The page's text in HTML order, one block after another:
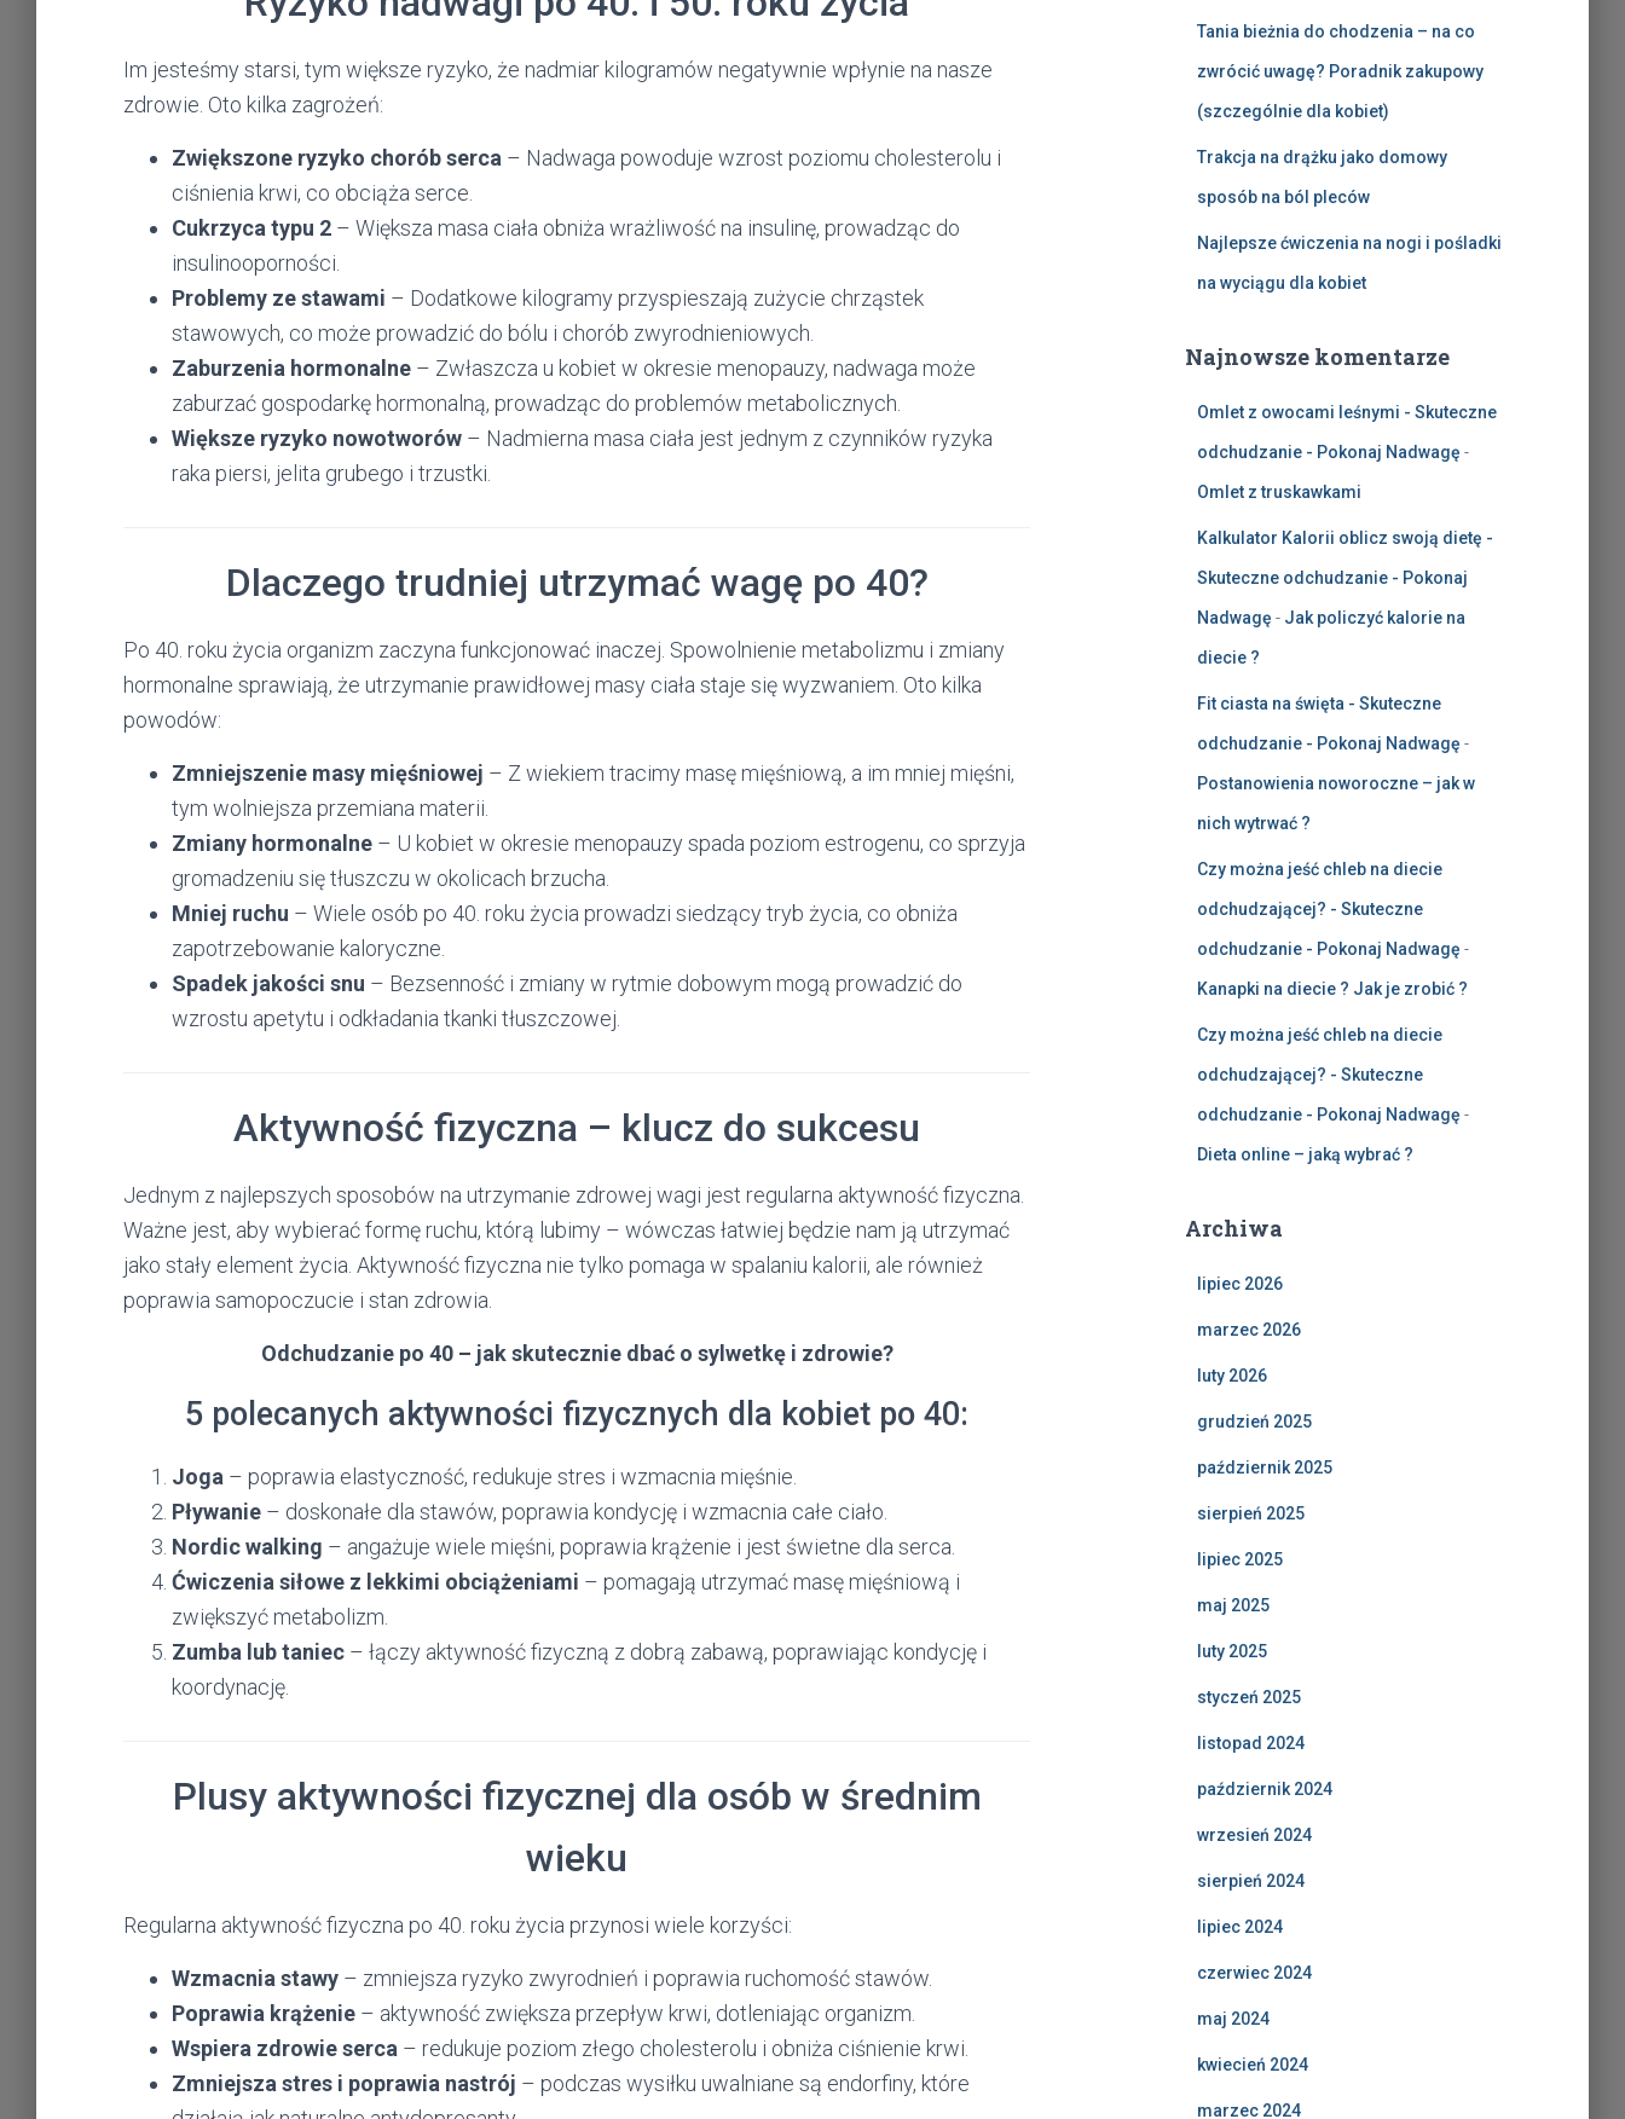
Im jesteśmy starsi, tym większe ryzyko, że nadmiar kilogramów negatywnie wpłynie na nasze
zdrowie. Oto kilka zagrożeń:
Zwiększone ryzyko chorób serca – Nadwaga powoduje wzrost poziomu cholesterolu i
ciśnienia krwi, co obciąża serce.
Cukrzyca typu 2 – Większa masa ciała obniża wrażliwość na insulinę, prowadząc do
insulinooporności.
Problemy ze stawami – Dodatkowe kilogramy przyspieszają zużycie chrząstek
stawowych, co może prowadzić do bólu i chorób zwyrodnieniowych.
Zaburzenia hormonalne – Zwłaszcza u kobiet w okresie menopauzy, nadwaga może
zaburzać gospodarkę hormonalną, prowadząc do problemów metabolicznych.
Większe ryzyko nowotworów – Nadmierna masa ciała jest jednym z czynników ryzyka
raka piersi, jelita grubego i trzustki.
Dlaczego trudniej utrzymać wagę po 40?
Po 40. roku życia organizm zaczyna funkcjonować inaczej. Spowolnienie metabolizmu i zmiany
hormonalne sprawiają, że utrzymanie prawidłowej masy ciała staje się wyzwaniem. Oto kilka
powodów:
Zmniejszenie masy mięśniowej – Z wiekiem tracimy masę mięśniową, a im mniej mięśni,
tym wolniejsza przemiana materii.
Zmiany hormonalne – U kobiet w okresie menopauzy spada poziom estrogenu, co sprzyja
gromadzeniu się tłuszczu w okolicach brzucha.
Mniej ruchu – Wiele osób po 40. roku życia prowadzi siedzący tryb życia, co obniża
zapotrzebowanie kaloryczne.
Spadek jakości snu – Bezsenność i zmiany w rytmie dobowym mogą prowadzić do
wzrostu apetytu i odkładania tkanki tłuszczowej.
Aktywność fizyczna – klucz do sukcesu
Jednym z najlepszych sposobów na utrzymanie zdrowej wagi jest regularna aktywność fizyczna.
Ważne jest, aby wybierać formę ruchu, którą lubimy – wówczas łatwiej będzie nam ją utrzymać
jako stały element życia. Aktywność fizyczna nie tylko pomaga w spalaniu kalorii, ale również
poprawia samopoczucie i stan zdrowia.
Odchudzanie po 40 – jak skutecznie dbać o sylwetkę i zdrowie?
5 polecanych aktywności fizycznych dla kobiet po 40:
Joga – poprawia elastyczność, redukuje stres i wzmacnia mięśnie.
Pływanie – doskonałe dla stawów, poprawia kondycję i wzmacnia całe ciało.
Nordic walking – angażuje wiele mięśni, poprawia krążenie i jest świetne dla serca.
Ćwiczenia siłowe z lekkimi obciążeniami – pomagają utrzymać masę mięśniową i
zwiększyć metabolizm.
Zumba lub taniec – łączy aktywność fizyczną z dobrą zabawą, poprawiając kondycję i
koordynację.
Plusy aktywności fizycznej dla osób w średnim
wieku
Regularna aktywność fizyczna po 40. roku życia przynosi wiele korzyści:
Wzmacnia stawy – zmniejsza ryzyko zwyrodnień i poprawia ruchomość stawów.
Poprawia krążenie – aktywność zwiększa przepływ krwi, dotleniając organizm.
Wspiera zdrowie serca – redukuje poziom złego cholesterolu i obniża ciśnienie krwi.
Zmniejsza stres i poprawia nastrój – podczas wysiłku uwalniane są endorfiny, które
Tania bieżnia do chodzenia – na co
zwrócić uwagę? Poradnik zakupowy
(szczególnie dla kobiet)
Trakcja na drążku jako domowy
sposób na ból pleców
Najlepsze ćwiczenia na nogi i pośladki
na wyciągu dla kobiet
Najnowsze komentarze
Omlet z owocami leśnymi - Skuteczne
odchudzanie - Pokonaj Nadwagę -
Omlet z truskawkami
Kalkulator Kalorii oblicz swoją dietę -
Skuteczne odchudzanie - Pokonaj
Nadwagę - Jak policzyć kalorie na
diecie ?
Fit ciasta na święta - Skuteczne
odchudzanie - Pokonaj Nadwagę -
Postanowienia noworoczne – jak w
nich wytrwać ?
Czy można jeść chleb na diecie
odchudzającej? - Skuteczne
odchudzanie - Pokonaj Nadwagę -
Kanapki na diecie ? Jak je zrobić ?
Czy można jeść chleb na diecie
odchudzającej? - Skuteczne
odchudzanie - Pokonaj Nadwagę -
Dieta online – jaką wybrać ?
Archiwa
lipiec 2026
marzec 2026
luty 2026
grudzień 2025
październik 2025
sierpień 2025
lipiec 2025
maj 2025
luty 2025
styczeń 2025
listopad 2024
październik 2024
wrzesień 2024
sierpień 2024
lipiec 2024
czerwiec 2024
maj 2024
kwiecień 2024
marzec 2024